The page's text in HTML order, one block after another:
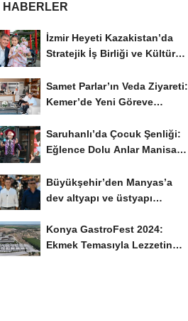
HABERLER
İzmir Heyeti Kazakistan’da
Stratejik İş Birliği ve Kültürel
Samet Parlar’ın Veda Ziyareti:
Kemer’de Yeni Göreve
Saruhanlı’da Çocuk Şenliği:
Eğlence Dolu Anlar Manisa
Büyükşehir’den Manyas’a
dev altyapı ve üstyapı
Konya GastroFest 2024:
Ekmek Temasıyla Lezzetin